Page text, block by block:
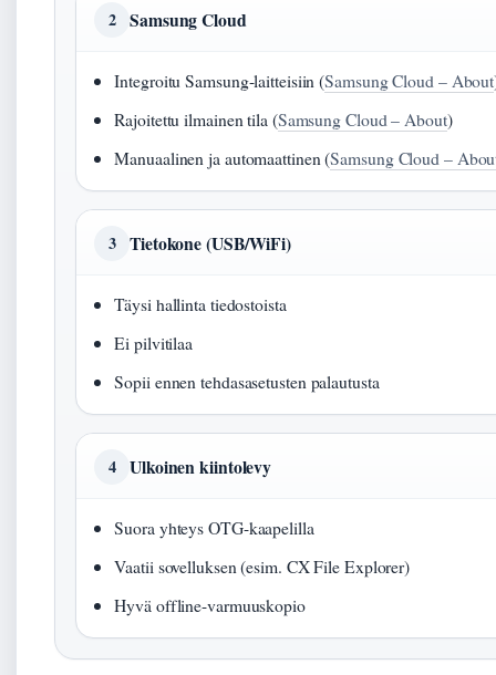
2 Samsung Cloud
Integroitu Samsung-laitteisiin (Samsung Cloud – About
Rajoitettu ilmainen tila (Samsung Cloud – About)
Manuaalinen ja automaattinen (Samsung Cloud –
3 Tietokone (USB/WiFi)
Täysi hallinta tiedostoista
Ei pilvitilaa
Sopii ennen tehdasasetusten palautusta
4 Ulkoinen kiintolevy
Suora yhteys OTG-kaapelilla
Vaatii sovelluksen (esim. CX File Explorer)
Hyvä offline-varmuuskopio